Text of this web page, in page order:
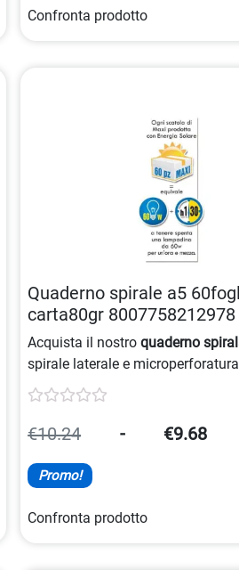
Confronta prodotto
Quaderno spirale a5
carta80gr 8007758212978
Acquista il nostroquaderno
spirale laterale e
di archiviazione. Realizzato con
80gr/mq, copertina patinata
stampata in
un colore. Formato
€10.24 - €9.68
Promo!
Confronta prodotto